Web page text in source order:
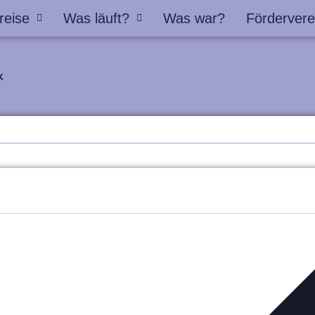
Was läuft? Was war?